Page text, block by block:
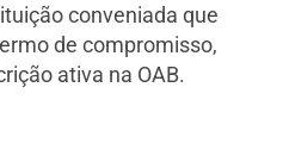
conveniada que
de compromisso,
ativa na OAB.